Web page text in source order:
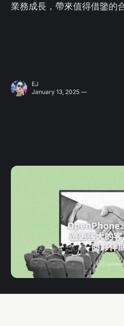
業務成長，帶來值得借鑒的
EJ
January 13, 2025 —